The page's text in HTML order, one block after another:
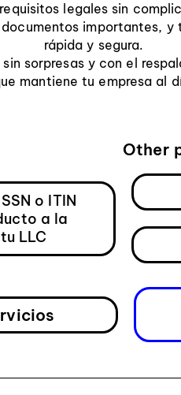
legales sin
importantes, y
rápida y segura.
sorpresas y con el
mantiene tu empresa al
Other
o ITIN
a la
LLC